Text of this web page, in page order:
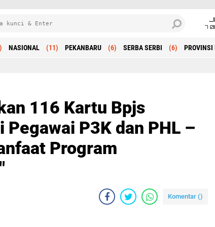
7
NASIONAL (11) PEKANBARU (6) SERBA SERBI (6) PROVINSI
116 Kartu Bpjs
P3K dan PHL –
Program
Komentar ()